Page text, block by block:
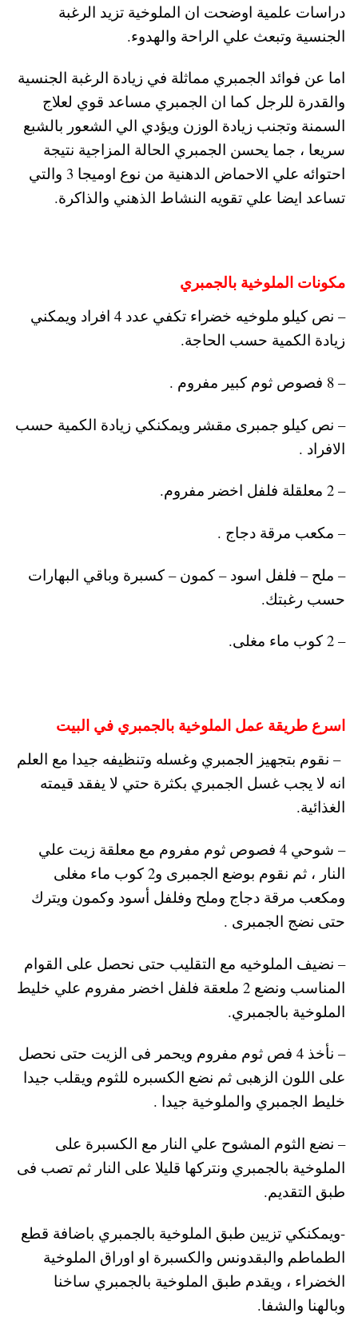
دراسات علمية اوضحت ان الملوخية تزيد الرغبة
الجنسية وتبعث علي الراحة والهدوء.
اما عن فوائد الجمبري مماثلة في زيادة الرغبة الجنسية
والقدرة للرجل كما ان الجمبري مساعد قوي لعلاج
السمنة وتجنب زيادة الوزن ويؤدي الي الشعور بالشبع
سريعا ، جما يحسن الجمبري الحالة المزاجية نتيجة
احتوائه علي الاحماض الدهنية من نوع اوميجا 3 والتي
تساعد ايضا علي تقويه النشاط الذهني والذاكرة.
مكونات الملوخية بالجمبري
– نص كيلو ملوخيه خضراء تكفي عدد 4 افراد ويمكني
زيادة الكمية حسب الحاجة.
– 8 فصوص ثوم كبير مفروم .
– نص كيلو جمبرى مقشر ويمكنكي زيادة الكمية حسب
الافراد .
– 2 معلقلة فلفل اخضر مفروم.
– مكعب مرقة دجاج .
– ملح – فلفل اسود – كمون – كسبرة وباقي البهارات
حسب رغبتك.
– 2 كوب ماء مغلى.
اسرع طريقة عمل الملوخية بالجمبري في البيت
– نقوم بتجهيز الجمبري وغسله وتنظيفه جيدا مع العلم
انه لا يجب غسل الجمبري بكثرة حتي لا يفقد قيمته
الغذائية.
– شوحي 4 فصوص ثوم مفروم مع معلقة زيت علي
النار ، ثم نقوم بوضع الجمبرى و2 كوب ماء مغلى
ومكعب مرقة دجاج وملح وفلفل أسود وكمون ويترك
حتى نضج الجمبرى .
– نضيف الملوخيه مع التقليب حتى نحصل على القوام
المناسب ونضع 2 ملعقة فلفل اخضر مفروم علي خليط
الملوخية بالجمبري.
– نأخذ 4 فص ثوم مفروم ويحمر فى الزيت حتى نحصل
على اللون الزهبى ثم نضع الكسبره للثوم ويقلب جيدا
خليط الجمبري والملوخية جيدا .
– نضع الثوم المشوح علي النار مع الكسبرة على
الملوخية بالجمبري ونتركها قليلا على النار ثم تصب فى
طبق التقديم.
-ويمكنكي تزيين طبق الملوخية بالجمبري باضافة قطع
الطماطم والبقدونس والكسبرة او اوراق الملوخية
الخضراء ، ويقدم طبق الملوخية بالجمبري ساخنا
وبالهنا والشفا.